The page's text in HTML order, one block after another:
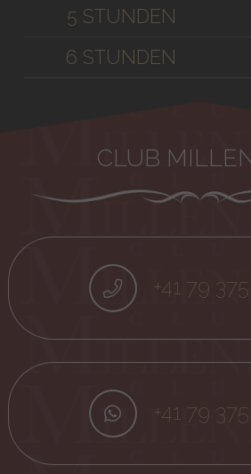
5 STUNDEN
6 STUNDEN
CLUB
+41 79
+41 79